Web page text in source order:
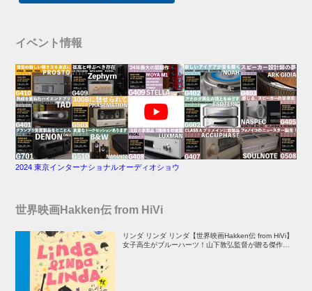
イベント情報
2024 東京インターナショナルオーディオショウ
世界映画Hakken伝 from HiVi
リンダ リンダ リンダ【世界映画Hakken伝 from HiVi】
女子高生がブルーハーツ！山下敦弘監督が贈る傑作青春